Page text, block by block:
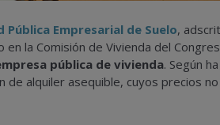
Pública Empresarial de Suelo,
en la Comisión de Vivienda del
pública de vivienda. Según
de alquiler asequible, cuyos precios